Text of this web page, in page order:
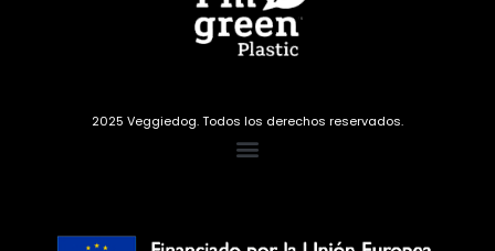
2025 Veggiedog. Todos los derechos reservados.